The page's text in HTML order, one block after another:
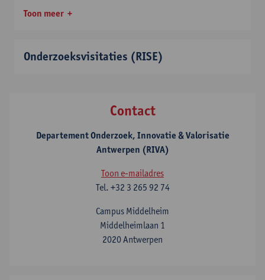
Toon meer
Onderzoeksvisitaties (RISE)
Contact
Departement Onderzoek, Innovatie & Valorisatie
Antwerpen (RIVA)
Toon e-mailadres
Tel. +32 3 265 92 74
Campus Middelheim
Middelheimlaan 1
2020 Antwerpen